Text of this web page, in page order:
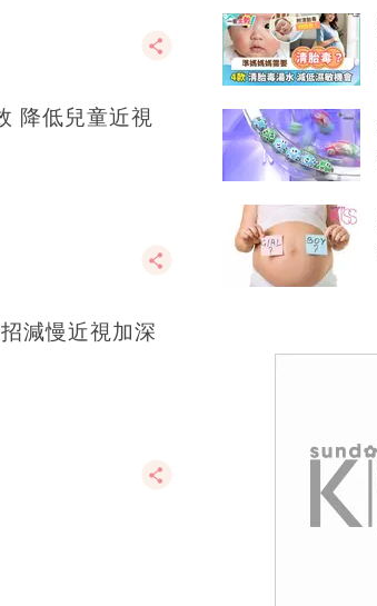
降低兒童近視
減慢近視加深